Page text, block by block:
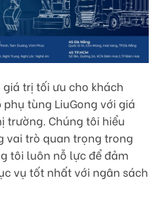
trị tối ưu cho khách
tùng LiuGong với giá
trường. Chúng tôi hiểu
vai trò quan trọng trong
tôi luôn nỗ lực để đảm
vụ tốt nhất với ngân sách